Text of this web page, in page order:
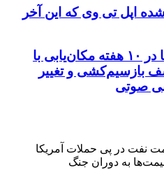
اپل تی وی که این آخر
انسان‌ ها می‌توانند تنها در ۱۰ هفته مکان‌یابی با
بازسیم‌کشی و تغییر
صوتی